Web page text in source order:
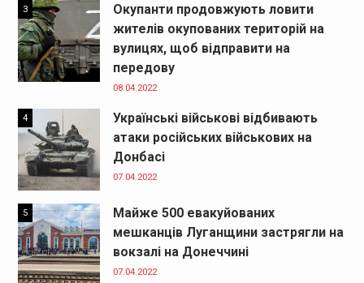
3
Окупанти продовжують ловити
жителів окупованих територій на
вулицях, щоб відправити на
передову
08.04.2022
4
Українські військові відбивають
атаки російських військових на
Донбасі
07.04.2022
5
Майже 500 евакуйованих
мешканців Луганщини застрягли на
вокзалі на Донеччині
07.04.2022